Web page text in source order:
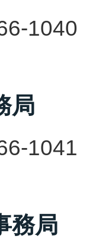
1040
局
1041
務局